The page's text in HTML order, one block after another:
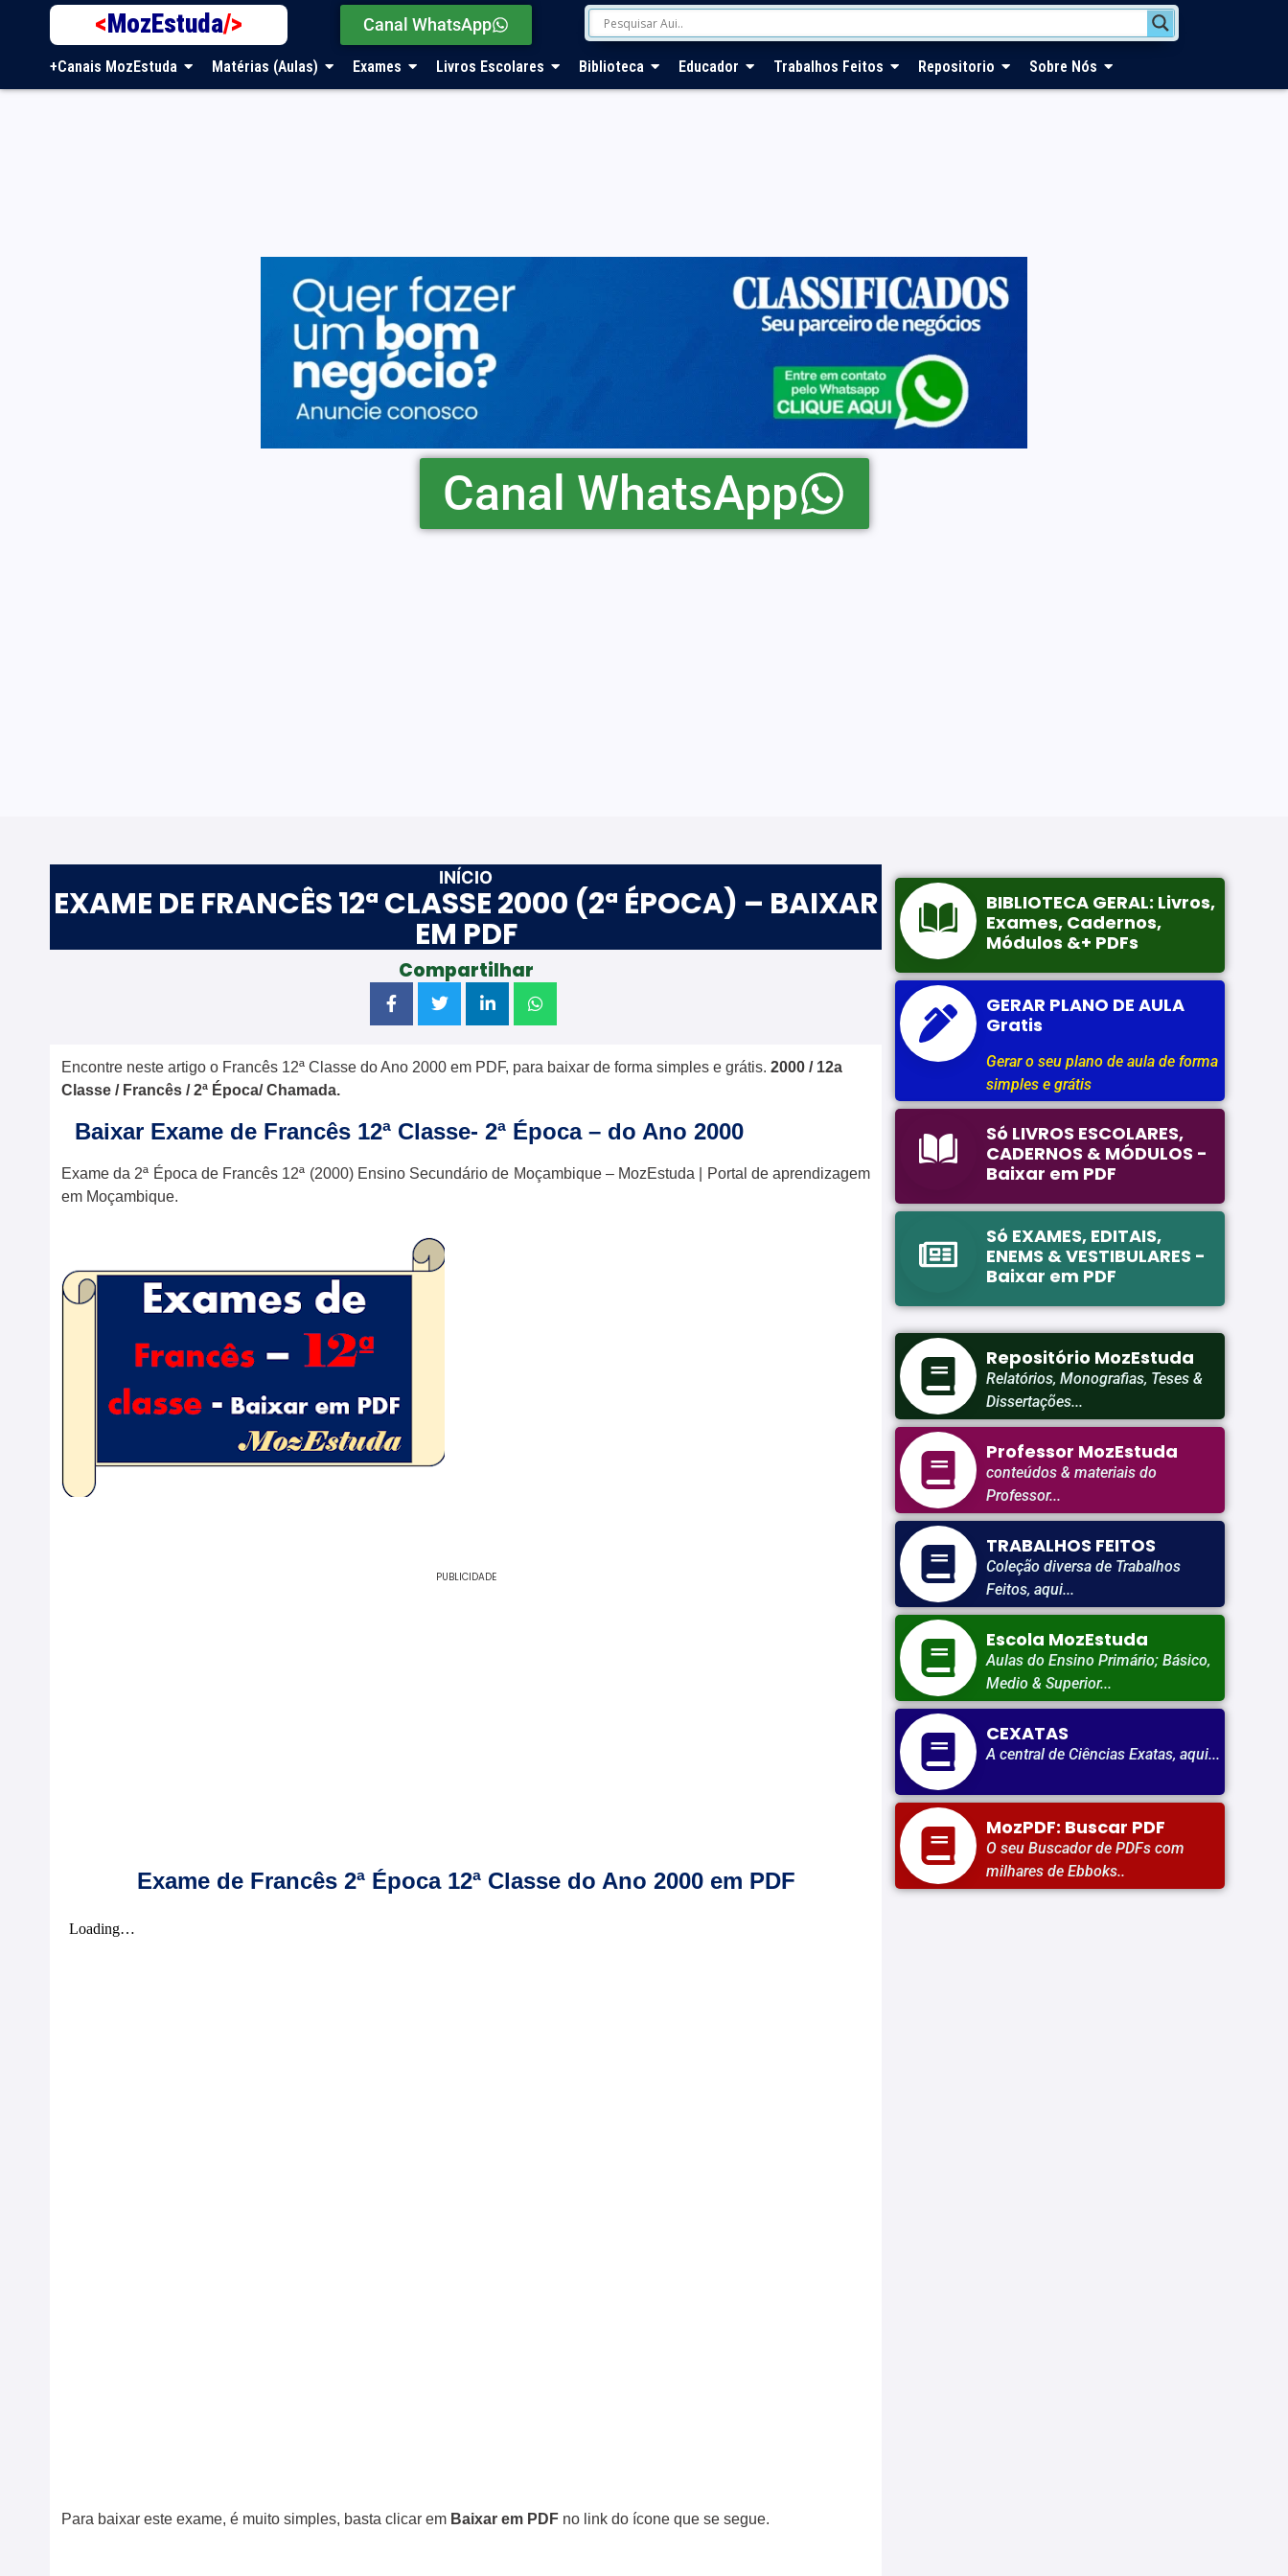
<MozEstuda/> Canal WhatsApp
+Canais MozEstuda Matérias (Aulas) Exames Livros Escolares Biblioteca Educador Trabalhos Feitos Repositorio Sobre Nós
Canal WhatsApp
INÍCIO
EXAME DE FRANCÊS 12ª CLASSE 2000 (2ª ÉPOCA) – BAIXAR
EM PDF
Compartilhar
Encontre neste artigo o Francês 12ª Classe do Ano 2000 em PDF, para baixar de forma simples e grátis. 2000 / 12a
Classe / Francês / 2ª Época/ Chamada.
Baixar Exame de Francês 12ª Classe- 2ª Época – do Ano 2000
Exame da 2ª Época de Francês 12ª (2000) Ensino Secundário de Moçambique – MozEstuda | Portal de aprendizagem
em Moçambique.
PUBLICIDADE
Exame de Francês 2ª Época 12ª Classe do Ano 2000 em PDF
Para baixar este exame, é muito simples, basta clicar em Baixar em PDF no link do ícone que se segue.
BIBLIOTECA GERAL: Livros,
Exames, Cadernos,
Módulos &+ PDFs
GERAR PLANO DE AULA
Gratis
Gerar o seu plano de aula de forma
simples e grátis
Só LIVROS ESCOLARES,
CADERNOS & MÓDULOS -
Baixar em PDF
Só EXAMES, EDITAIS,
ENEMS & VESTIBULARES -
Baixar em PDF
Repositório MozEstuda
Relatórios, Monografias, Teses &
Dissertações...
Professor MozEstuda
conteúdos & materiais do
Professor...
TRABALHOS FEITOS
Coleção diversa de Trabalhos
Feitos, aqui...
Escola MozEstuda
Aulas do Ensino Primário; Básico,
Medio & Superior...
CEXATAS
A central de Ciências Exatas, aqui...
MozPDF: Buscar PDF
O seu Buscador de PDFs com
milhares de Ebboks..